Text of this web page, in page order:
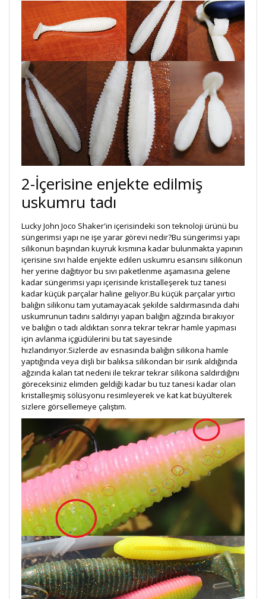
2-İçerisine enjekte edilmiş
uskumru tadı
Lucky John Joco Shaker'in içerisindeki son teknoloji ürünü bu
süngerimsi yapı ne işe yarar görevi nedir?Bu süngerimsi yapı
silikonun başından kuyruk kısmına kadar bulunmakta yapının
içerisine sıvı halde enjekte edilen uskumru esansını silikonun
her yerine dağıtıyor bu sıvı paketlenme aşamasına gelene
kadar süngerimsi yapı içerisinde kristalleşerek tuz tanesi
kadar küçük parçalar haline geliyor.Bu küçük parçalar yırtıcı
balığın silikonu tam yutamayacak şekilde saldırmasında dahi
uskumrunun tadını saldırıyı yapan balığın ağzında bırakıyor
ve balığın o tadı aldıktan sonra tekrar tekrar hamle yapması
için avlanma içgüdülerini bu tat sayesinde
hızlandırıyor.Sizlerde av esnasında balığın silikona hamle
yaptığında veya dişli bir balıksa silikondan bir ısırık aldığında
ağzında kalan tat nedeni ile tekrar tekrar silikona saldırdığını
göreceksiniz elimden geldiği kadar bu tuz tanesi kadar olan
kristalleşmiş sölüsyonu resimleyerek ve kat kat büyülterek
sizlere görsellemeye çalıştım.